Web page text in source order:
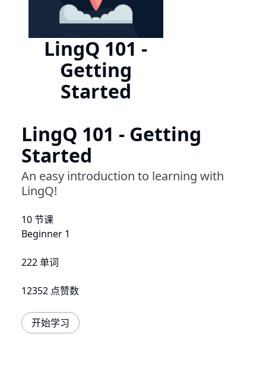
LingQ 101 -
Getting
Started
LingQ 101 - Getting
Started
An easy introduction to learning with
LingQ!
10 节课
Beginner 1
222 单词
12352 点赞数
开始学习